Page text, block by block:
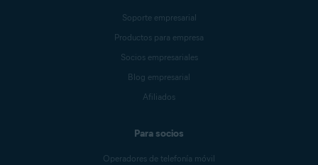
Soporte empresarial
Productos para empresa
Socios empresariales
Blog empresarial
Afiliados
Para socios
Operadores de telefonía móvil